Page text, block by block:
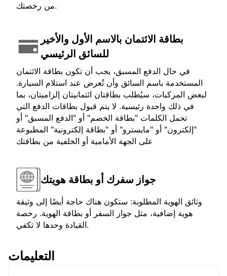
من رخصتك.
بطاقة الائتمان بالاسم الأول والأخير
للسائق الرئيسي
في حال الدفع المسبق، يجب أن تكون بطاقة الائتمان
المستخدمة باسم السائق وأن تُعرض عند استلام السيارة.
لبعض المركبات، سيُطلب بطاقتان ائتمانيتان إلزاميتان، بما
في ذلك واحدة رئيسية. لا يتم قبول بطاقات الدفع التي
تحمل الكلمات "بطاقة الخصم" أو "الدفع المسبق" أو
"إلكترون" أو "مايسترو" أو "بطاقة إلكترونية" المطبوعة
على الجهة الأمامية أو الخلفية من بطاقتك
جواز سفرك أو بطاقة هويتك
وثائق الهوية المطلوبة: ستكون هناك حاجة أيضًا إلى وثيقة
هوية إضافية، مثل جواز السفر أو بطاقة الهوية. رخصة
القيادة وحدها لا تكفي.
التعليمات